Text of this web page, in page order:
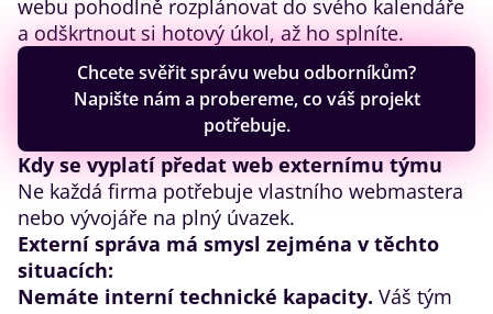
webu pohodlně rozplánovat do svého kalendáře
a odškrtnout si hotový úkol, až ho splníte.
Chcete svěřit správu webu odborníkům?
Napište nám a probereme, co váš projekt
potřebuje.
Kdy se vyplatí předat web externímu týmu
Ne každá firma potřebuje vlastního webmastera
nebo vývojáře na plný úvazek.
Externí správa má smysl zejména v těchto
situacích:
Nemáte interní technické kapacity. Váš tým